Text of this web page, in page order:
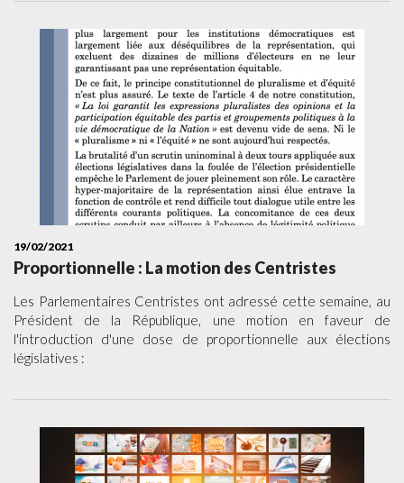
19/02/2021
Proportionnelle : La motion des Centristes
​Les Parlementaires Centristes ont adressé cette semaine, au
Président de la République, une motion en faveur de
l'introduction d'une dose de proportionnelle aux élections
législatives :